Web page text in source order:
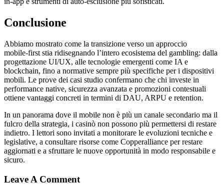
Conclusione
Abbiamo mostrato come la transizione verso un approccio
mobile‑first stia ridisegnando l’intero ecosistema del gambling: dalla
progettazione UI/UX, alle tecnologie emergenti come IA e
blockchain, fino a normative sempre più specifiche per i dispositivi
mobili. Le prove dei casi studio confermano che chi investe in
performance native, sicurezza avanzata e promozioni contestuali
ottiene vantaggi concreti in termini di DAU, ARPU e retention.
In un panorama dove il mobile non è più un canale secondario ma il
fulcro della strategia, i casinò non possono più permettersi di restare
indietro. I lettori sono invitati a monitorare le evoluzioni tecniche e
legislative, a consultare risorse come Copperalliance per restare
aggiornati e a sfruttare le nuove opportunità in modo responsabile e
sicuro.
Leave A Comment